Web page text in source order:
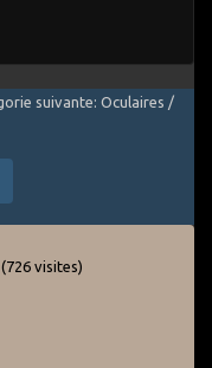
suivante: Oculaires /
(726 visites)